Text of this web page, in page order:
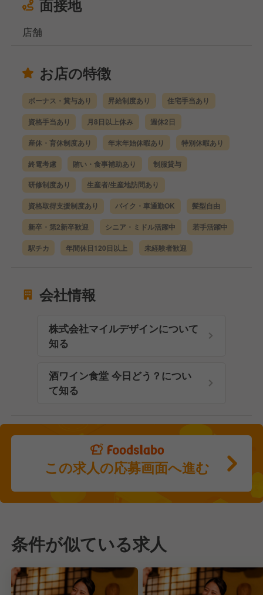
面接地
店舗
お店の特徴
ボーナス・賞与あり 昇給制度あり 住宅手当あり
資格手当あり 月8日以上休み 週休2日
産休・育休制度あり 年末年始休暇あり 特別休暇あり
終電考慮 賄い・食事補助あり 制服貸与
研修制度あり 生産者/生産地訪問あり
資格取得支援制度あり バイク・車通勤OK 髪型自由
新卒・第2新卒歓迎 シニア・ミドル活躍中 若手活躍中
駅チカ 年間休日120日以上 未経験者歓迎
会社情報
株式会社マイルデザインについて
知る
酒ワイン食堂 今日どう？につい
て知る
この求人の応募画面へ進む
条件が似ている求人